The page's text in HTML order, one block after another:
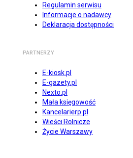
Regulamin serwisu
Informacje o nadawcy
Deklaracja dostępności
PARTNERZY
E-kiosk.pl
E-gazety.pl
Nexto.pl
Mała księgowość
Kancelarierp.pl
Wieści Rolnicze
Życie Warszawy